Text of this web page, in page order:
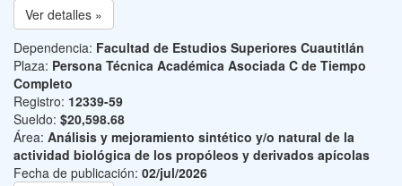
Ver detalles »
Dependencia: Facultad de Estudios Superiores Cuautitlán
Plaza: Persona Técnica Académica Asociada C de Tiempo
Completo
Registro: 12339-59
Sueldo: $20,598.68
Área: Análisis y mejoramiento sintético y/o natural de la
actividad biológica de los propóleos y derivados apícolas
Fecha de publicación: 02/jul/2026